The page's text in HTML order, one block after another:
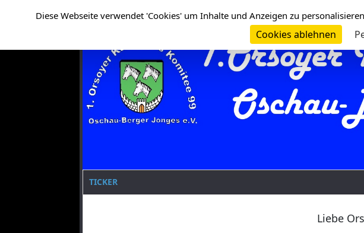
TICKER
Liebe
Diese Webseite verwendet 'Cookies' um Inhalte und Anzeigen zu
Cookies ablehnen